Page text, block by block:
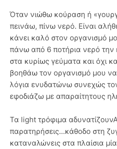
Όταν νιώθω κούραση ή
πεινάω, πίνω νερό. Είναι
κάνει καλό στον οργανισμό
πάνω από 6 ποτήρια νερό
στα κυρίως γεύματα και όχι
βοηθάω τον οργανισμό μου
λόγια ενυδατώνω συνεχώς
εφοδιάζω με απαραίτητους
Τα light τρόφιμα
παρατηρήσεις…κάθοδο στη
καταναλώνεις στα πλαίσια